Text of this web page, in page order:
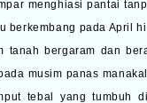
menghiasi pantai
pada April
bergaram dan
musim panas
tebal yang tumbuh